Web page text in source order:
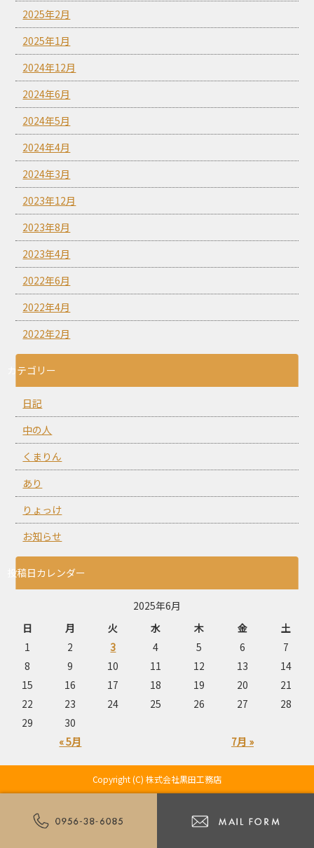
2025年2月
2025年1月
2024年12月
2024年6月
2024年5月
2024年4月
2024年3月
2023年12月
2023年8月
2023年4月
2022年6月
2022年4月
2022年2月
カテゴリー
日記
中の人
くまりん
あり
りょっけ
お知らせ
投稿日カレンダー
2025年6月
日
月 火 水 木 金 土
« 5月 7月 »
1 2 3 4 5 6
7
8
9 10 11 12 13
14
15
16 17 18 19 20
21
22
23 24 25 26 27
28
29
30
Copyright (C) 株式会社黒田工務店